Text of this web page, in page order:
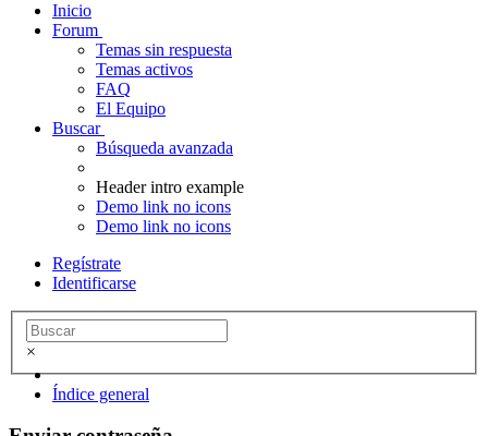
Inicio
Forum
Temas sin respuesta
Temas activos
FAQ
El Equipo
Buscar
Búsqueda avanzada
Header intro example
Demo link no icons
Demo link no icons
Regístrate
Identificarse
×
Índice general